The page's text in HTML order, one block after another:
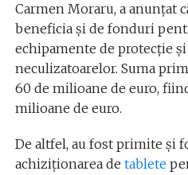
Carmen Moraru, a anunțat
beneficia și de fonduri
echipamente de protecție
neculizatoarelor. Suma
60 de milioane de euro,
milioane de euro.
De altfel, au fost primite și
achiziționarea de tablete